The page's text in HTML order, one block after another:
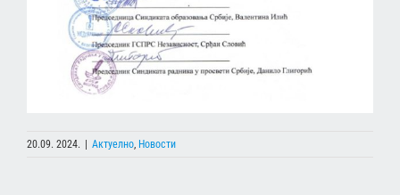
20.09. 2024. | Актуелно Новости